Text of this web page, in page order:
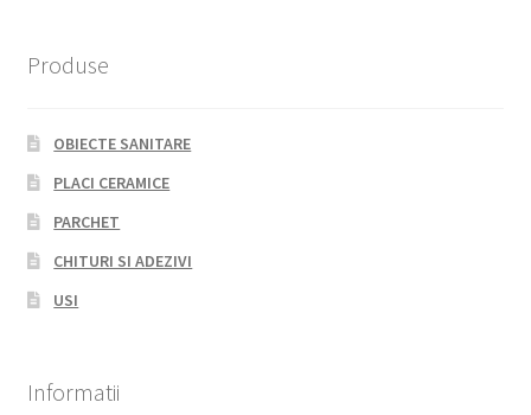
Produse
OBIECTE SANITARE
PLACI CERAMICE
PARCHET
CHITURI SI ADEZIVI
USI
Informatii